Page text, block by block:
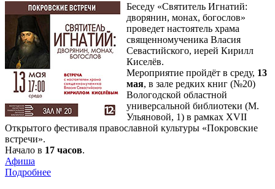
Беседу «Святитель Игнатий:
дворянин, монах, богослов»
проведет настоятель храма
священномученика Власия
Севастийского, иерей Кирилл
Киселёв.
Мероприятие пройдёт в среду, 13
мая, в зале редких книг (№20)
Вологодской областной
универсальной библиотеки (М.
Ульяновой, 1) в рамках XVII
Открытого фестиваля православной культуры «Покровские
встречи».
Начало в 17 часов.
Афиша
Подробнее